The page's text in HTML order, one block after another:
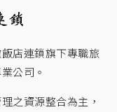
店連鎖旗下專職旅
公司。
之資源整合為主，